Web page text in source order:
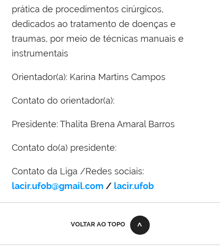
prática de procedimentos cirúrgicos,
dedicados ao tratamento de doenças e
traumas, por meio de técnicas manuais e
instrumentais
Orientador(a): Karina Martins Campos
Contato do orientador(a):
Presidente: Thalita Brena Amaral Barros
Contato do(a) presidente:
Contato da Liga /Redes sociais:
lacir.ufob@gmail.com / lacir.ufob
VOLTAR AO TOPO